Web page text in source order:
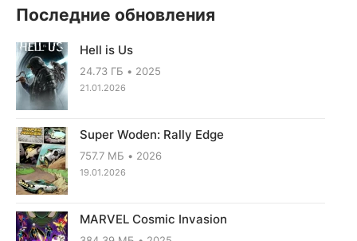
Последние обновления
Hell is Us
24.73 ГБ 2025
21.01.2026
Super Woden: Rally Edge
757.7 МБ 2026
19.01.2026
MARVEL Cosmic Invasion